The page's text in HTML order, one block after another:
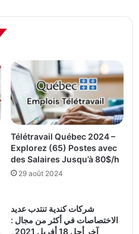
Télétravail Québec 2024 –
Explorez (65) Postes avec
des Salaires Jusqu’à 80$/h
29 août 2024
شركات كندية تنتدب عديد
الاختصاصات في أكثر من مجال :
آخر أجل 18 أفريل 2021 ,